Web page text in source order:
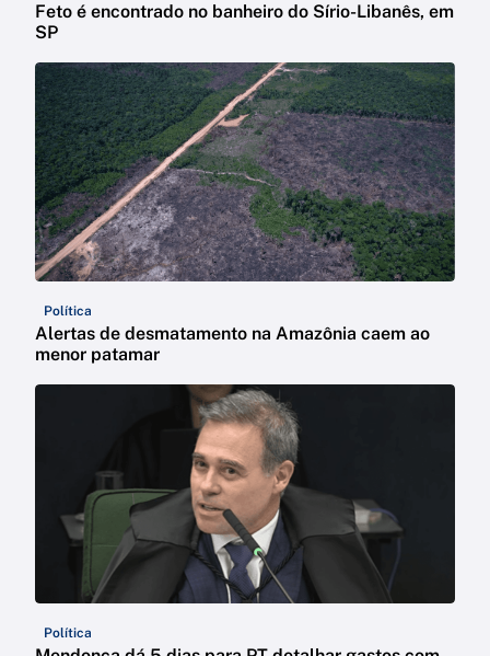
Feto é encontrado no banheiro do Sírio-Libanês, em
SP
Política
Alertas de desmatamento na Amazônia caem ao
menor patamar
Política